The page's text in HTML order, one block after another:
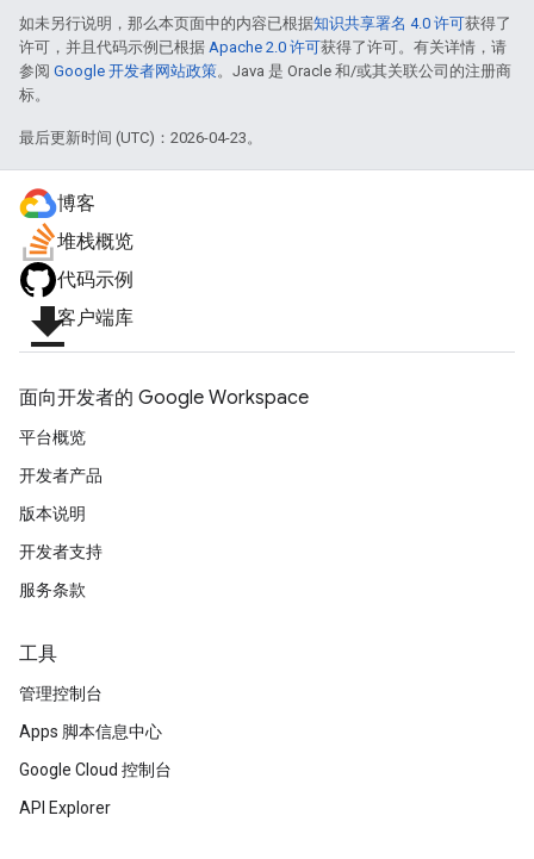
如未另行说明，那么本页面中的内容已根据知识共享署名 4.0 许可获得了
许可，并且代码示例已根据 Apache 2.0 许可获得了许可。有关详情，请
参阅 Google 开发者网站政策。Java 是 Oracle 和/或其关联公司的注册商
标。
最后更新时间 (UTC)：2026-04-23。
博客
堆栈概览
代码示例
file_download客户端库
面向开发者的 Google Workspace
平台概览
开发者产品
版本说明
开发者支持
服务条款
工具
管理控制台
Apps 脚本信息中心
Google Cloud 控制台
API Explorer